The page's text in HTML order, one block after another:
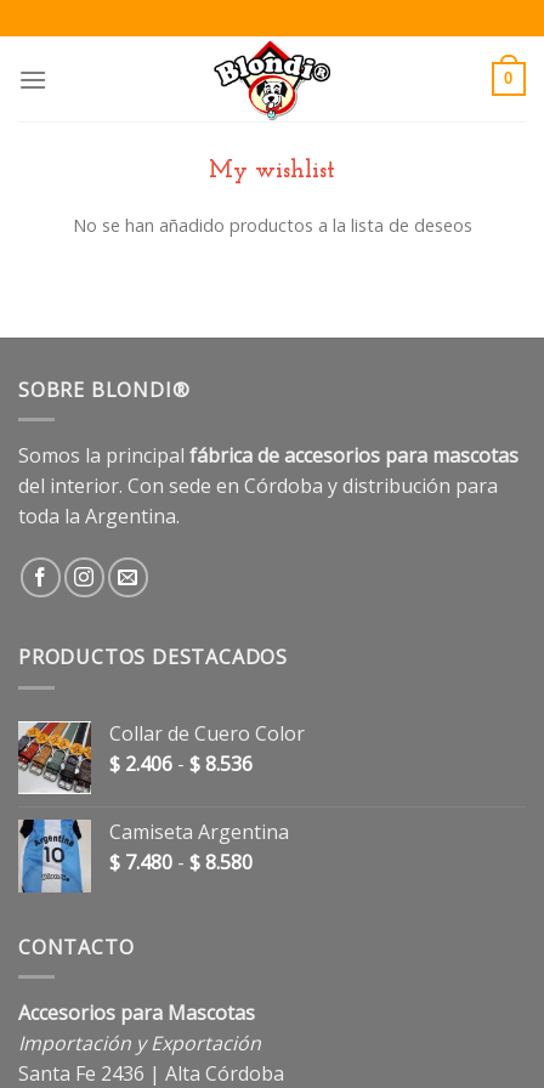
to
content
0
My wishlist
No se han añadido productos a la lista de deseos
SOBRE BLONDI®
Somos la principal fábrica de accesorios para mascotas
del interior. Con sede en Córdoba y distribución para
toda la Argentina.
PRODUCTOS DESTACADOS
Collar de Cuero Color
$ 2.406 - $8.536Rango
desde
$ 2.406
Camiseta Argentina
$ 7.480 - $8.580Rango
$ 8.580
CONTACTO
Accesorios para Mascotas
Importación y Exportación
Santa Fe 2436 | Alta Córdoba